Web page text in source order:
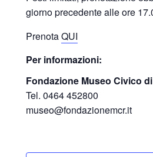
giorno precedente alle ore
PrenotaQUI
Per informazioni:
Fondazione Museo Civico
Tel. 0464 452800
museo@fondazionemcr.it